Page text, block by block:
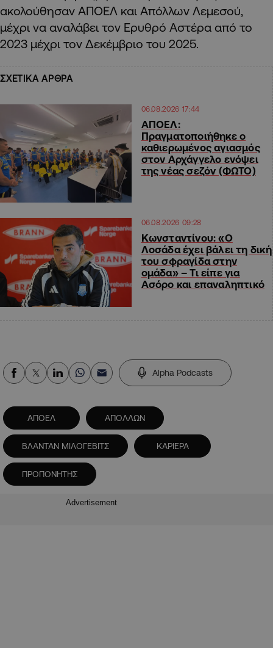
ακολούθησαν ΑΠΟΕΛ και Απόλλων Λεμεσού,
μέχρι να αναλάβει τον Ερυθρό Αστέρα από το
2023 μέχρι τον Δεκέμβριο του 2025.
ΣΧΕΤΙΚΑ ΑΡΘΡΑ
06.08.2026 17:44
ΑΠΟΕΛ:
Πραγματοποιήθηκε ο
καθιερωμένος αγιασμός
στον Αρχάγγελο ενόψει
της νέας σεζόν (ΦΩΤΟ)
06.08.2026 09:28
Κωνσταντίνου: «Ο
Λοσάδα έχει βάλει τη δική
του σφραγίδα στην
ομάδα» – Τι είπε για
Ασόρο και επαναληπτικό
Alpha Podcasts
ΑΠΟΕΛ ΑΠΟΛΛΩΝ
ΒΛΑΝΤΑΝ ΜΙΛΟΓΕΒΙΤΣ ΚΑΡΙΕΡΑ
ΠΡΟΠΟΝΗΤΗΣ
Advertisement